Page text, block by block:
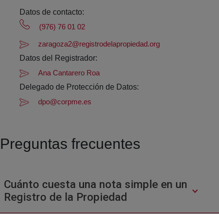
Datos de contacto:
(976) 76 01 02
zaragoza2@registrodelapropiedad.org
Datos del Registrador:
Ana Cantarero Roa
Delegado de Protección de Datos:
dpo@corpme.es
Preguntas frecuentes
Cuánto cuesta una nota simple en un
Registro de la Propiedad